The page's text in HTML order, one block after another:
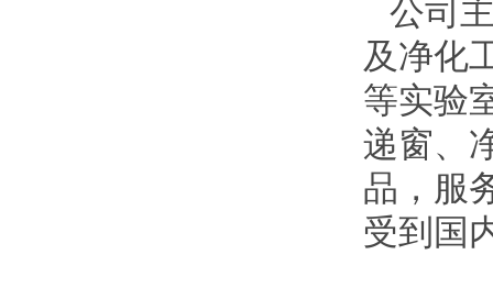
公司
及净化
等实验
递窗、
品 ，服
受到国